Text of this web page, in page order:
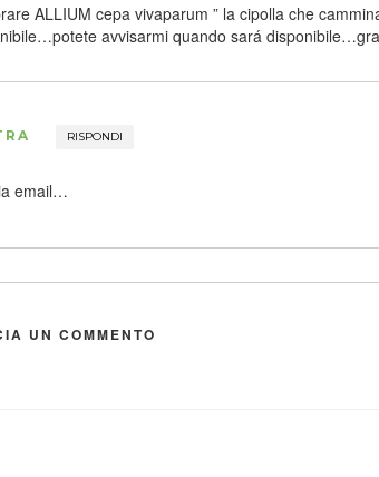
ALLIUM cepa vivaparum ” la cipolla che
avvisarmi quando sará
RISPONDI
email…
UN COMMENTO